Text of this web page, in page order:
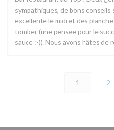
sympathiques, de bons conseils
excellente le midi et des
tomber (une pensée pour le
sauce :-)). Nous avons hâtes de
1 2